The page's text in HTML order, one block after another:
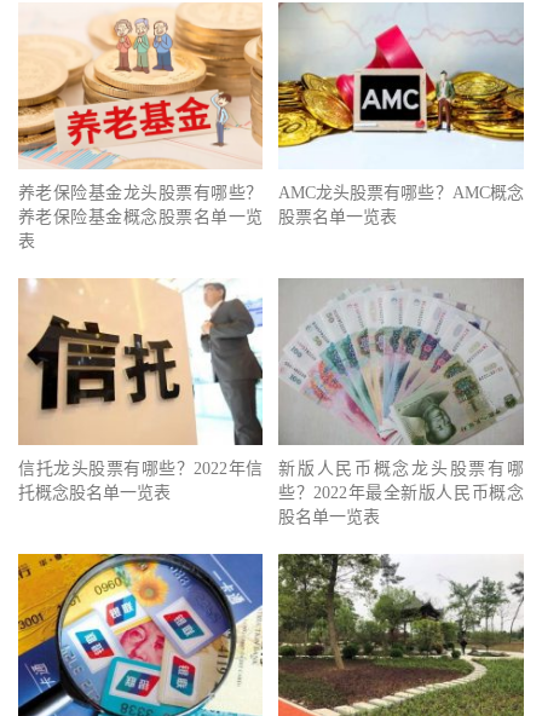
养老保险基金龙头股票有哪些？
养老保险基金概念股票名单一览
表
AMC龙头股票有哪些？AMC概念
股票名单一览表
信托龙头股票有哪些？2022年信
托概念股名单一览表
新版人民币概念龙头股票有哪
些？2022年最全新版人民币概念
股名单一览表